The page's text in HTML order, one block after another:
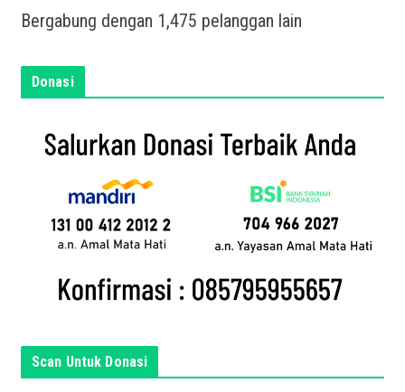
a
a
n
Bergabung dengan 1,475 pelanggan lain
Donasi
Scan Untuk Donasi